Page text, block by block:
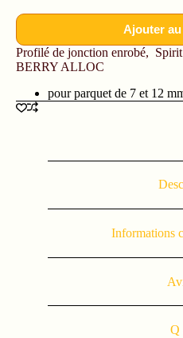
Ajouter
Profilé de jonction enrobé,
BERRY ALLOC
pour parquet de 7 et 12
Informations
Q